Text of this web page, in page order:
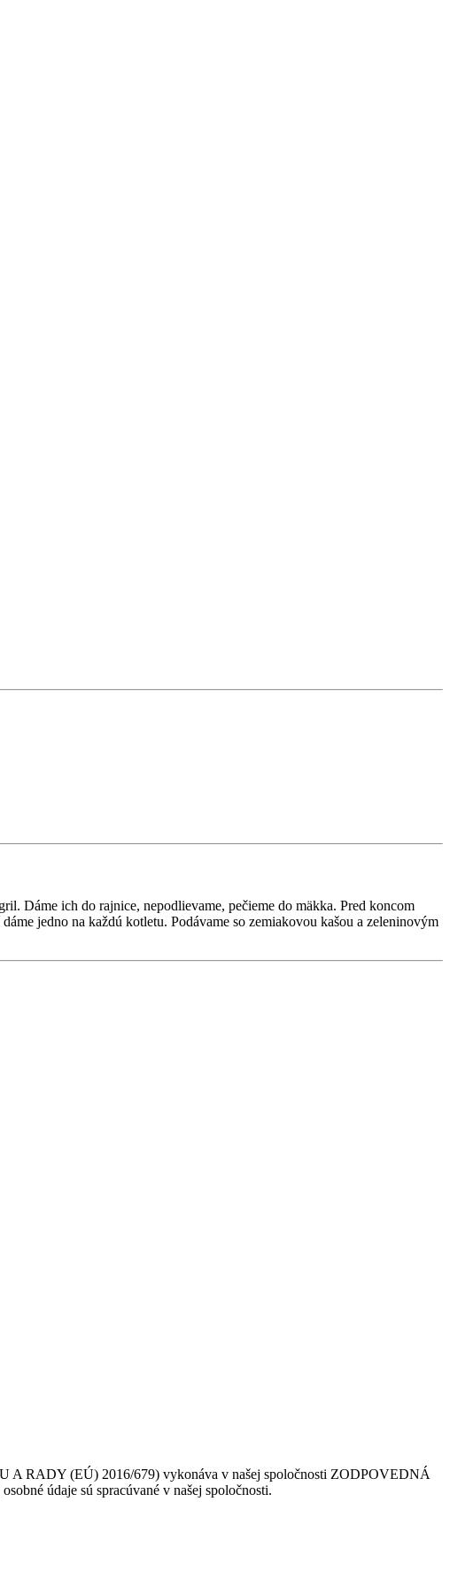
Dáme ich do rajnice, nepodlievame, pečieme do mäkka. Pred koncom
jedno na každú kotletu. Podávame so zemiakovou kašou a zeleninovým
RADY (EÚ) 2016/679) vykonáva v našej spoločnosti ZODPOVEDNÁ
údaje sú spracúvané v našej spoločnosti.